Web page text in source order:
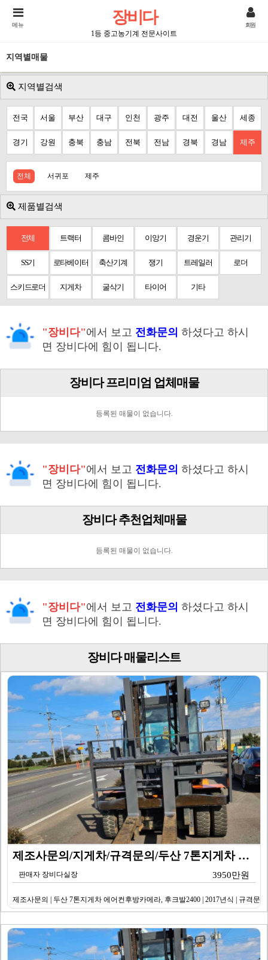
장비다
1등 중고농기계 전문사이트
메뉴 회원
지역별매물
지역별검색
전국 서울 부산 대구 인천 광주 대전 울산 세종
경기 강원 충북 충남 전북 전남 경북 경남 제주
전체 서귀포 제주
제품별검색
전체 트랙터 콤바인 이앙기 경운기 관리기
SS기 로타베이터 축산기계 쟁기 트레일러 로더
스키드로더 지게차 굴삭기 타이어 기타
"장비다"에서 보고 전화문의 하셨다고 하시
면 장비다에 힘이 됩니다.
장비다 프리미엄 업체매물
등록된 매물이 없습니다.
"장비다"에서 보고 전화문의 하셨다고 하시
면 장비다에 힘이 됩니다.
장비다 추천업체매물
등록된 매물이 없습니다.
"장비다"에서 보고 전화문의 하셨다고 하시
면 장비다에 힘이 됩니다.
장비다 매물리스트
제조사문의/지게차/규격문의/두산 7톤지게차 에어컨후방카…
판매자 장비다실장 3950만원
제조사문의 | 두산 7톤지게차 에어컨후방카메라, 후크발2400 | 2017년식 | 규격문의